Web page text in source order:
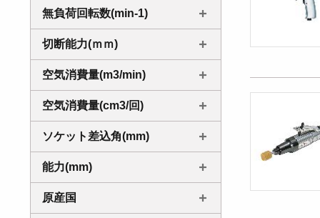
無負荷回転数(min-1)
切断能力(ｍｍ)
空気消費量(m3/min)
空気消費量(cm3/回)
ソケット差込角(mm)
能力(mm)
原産国